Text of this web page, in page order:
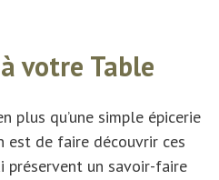
votre Table
plus qu’une simple épicerie
est de faire découvrir ces
préservent un savoir-faire